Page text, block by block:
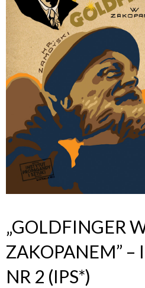
„GOLDFINGER
ZAKOPANEM” –
NR 2 (IPS*)